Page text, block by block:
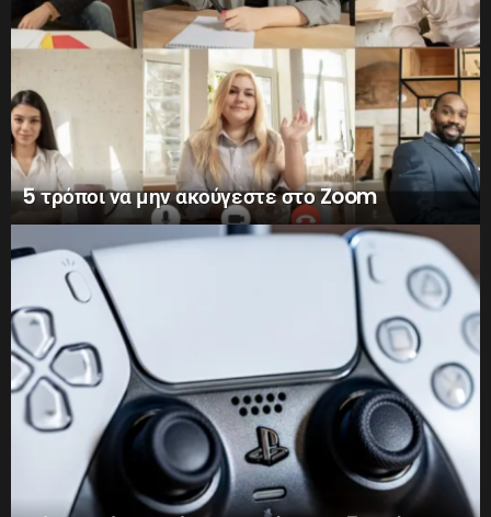
5 τρόποι να μην ακούγεστε στο Zoom